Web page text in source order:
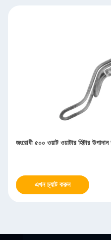
জংরোধী ৫০০ ওয়াট ওয়াটার হিটার
এখন চ্যাট করুন